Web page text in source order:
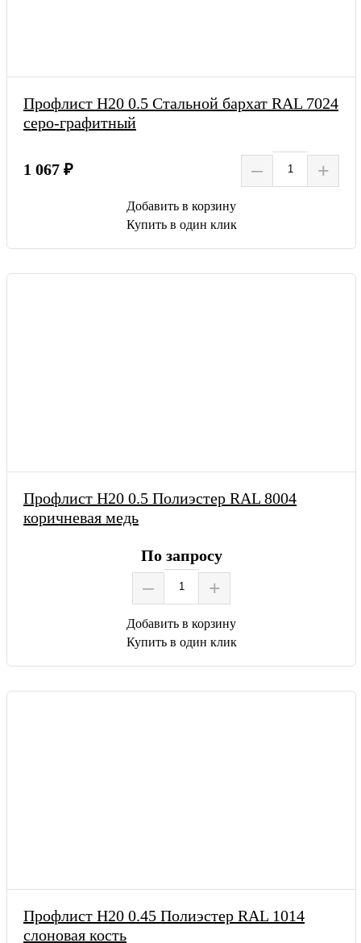
Профлист Н20 0.5 Стальной бархат RAL 7024
серо-графитный
1 067 ₽ – +
Добавить в корзину
Купить в один клик
Профлист Н20 0.5 Полиэстер RAL 8004
коричневая медь
По запросу
– +
Добавить в корзину
Купить в один клик
Профлист Н20 0.45 Полиэстер RAL 1014
слоновая кость